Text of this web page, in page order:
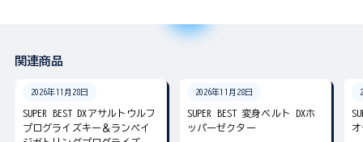
関連商品
2026年11月28日
SUPER BEST DXアサルトウルフ
プログライズキー＆ランペイ
2026年11月28日
SUPER BEST 変身ベルト DXホ
ッパーゼクター